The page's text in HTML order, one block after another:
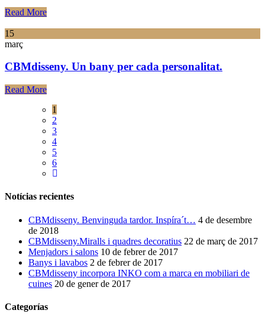
Read More
15
març
CBMdisseny. Un bany per cada personalitat.
Read More
1
2
3
4
5
6
Notícias recientes
CBMdisseny. Benvinguda tardor. Inspíra´t… 4 de desembre
de 2018
CBMdisseny.Miralls i quadres decoratius 22 de març de 2017
Menjadors i salons 10 de febrer de 2017
Banys i lavabos 2 de febrer de 2017
CBMdisseny incorpora INKO com a marca en mobiliari de
cuines 20 de gener de 2017
Categorías